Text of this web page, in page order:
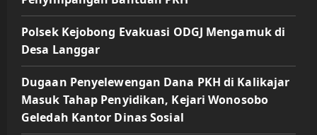
Polsek Kejobong Evakuasi ODGJ Mengamuk di
Desa Langgar
Dugaan Penyelewengan Dana PKH di Kalikajar
Masuk Tahap Penyidikan, Kejari Wonosobo
Geledah Kantor Dinas Sosial